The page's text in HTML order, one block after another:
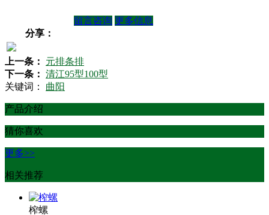
留言咨询 更多信息
分享：
上一条：
元排条排
下一条： 清江95型100型
关键词： 曲阳
产品介绍
猜你喜欢
更多>>
相关推荐
榨螺